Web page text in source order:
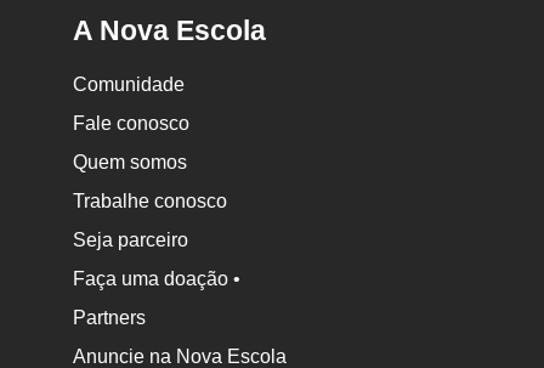
A Nova Escola
Comunidade
Fale conosco
Quem somos
Trabalhe conosco
Seja parceiro
Faça uma doação •
Partners
Anuncie na Nova Escola